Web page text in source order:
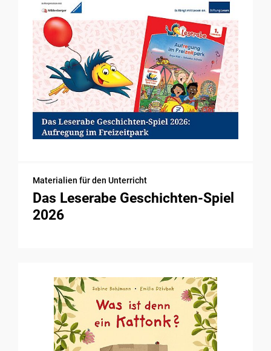
Materialien für den Unterricht
Das Leserabe Geschichten-Spiel
2026